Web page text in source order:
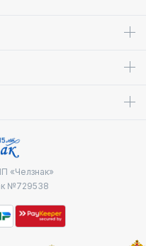
«Челзнак»
№729538